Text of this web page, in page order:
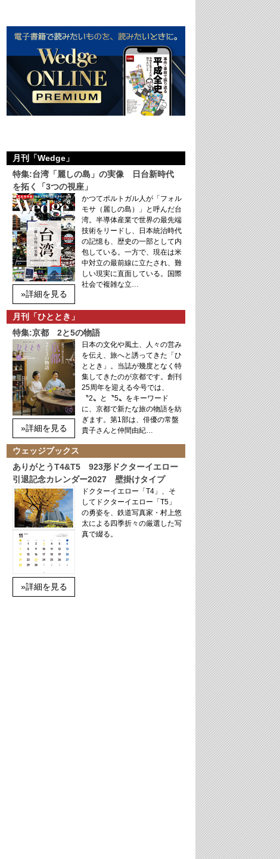
月刊「Wedge」
特集:台湾「麗しの島」の実像 日台新時代
を拓く「3つの視座」
»詳細を見る
かつてポルトガル人が「フォル
モサ（麗しの島）」と呼んだ台
湾。半導体産業で世界の最先端
技術をリードし、日本統治時代
の記憶も、歴史の一部として内
包している。一方で、現在は米
中対立の最前線に立たされ、難
しい現実に直面している。国際
社会で複雑な立…
月刊「ひととき」
特集:京都 2と5の物語
»詳細を見る
日本の文化や風土、人々の営み
を伝え、旅へと誘ってきた「ひ
ととき」。当誌が幾度となく特
集してきたのが京都です。創刊
25周年を迎える今号では、
〝2〟と〝5〟をキーワード
に、京都で新たな旅の物語を紡
ぎます。第1部は、俳優の常盤
貴子さんと仲間由紀…
ウェッジブックス
ありがとうT4&T5 923形ドクターイエロー
引退記念カレンダー2027 壁掛けタイプ
»詳細を見る
ドクターイエロー「T4」、そ
してドクターイエロー「T5」
の勇姿を、鉄道写真家・村上悠
太による四季折々の厳選した写
真で綴る。